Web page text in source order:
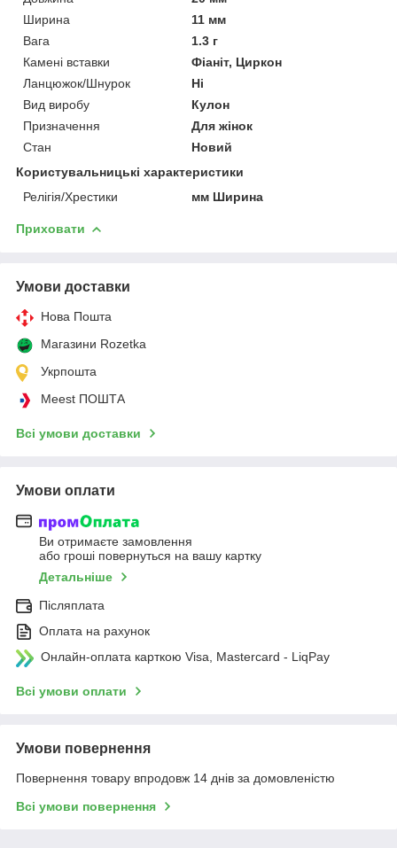
Ширина
11 мм
Вага
1.3 г
Камені вставки
Фіаніт, Циркон
Ланцюжок/Шнурок
Ні
Вид виробу
Кулон
Призначення
Для жінок
Стан
Новий
Користувальницькі характеристики
Релігія/Хрестики
мм Ширина
Приховати
Умови доставки
Нова Пошта
Магазини Rozetka
Укрпошта
Meest ПОШТА
Всі умови доставки
Умови оплати
Ви отримаєте замовлення
або гроші повернуться на вашу картку
Детальніше
Післяплата
Оплата на рахунок
Онлайн-оплата карткою Visa, Mastercard - LiqPay
Всі умови оплати
Умови повернення
Повернення товару впродовж 14 днів за домовленістю
Всі умови повернення